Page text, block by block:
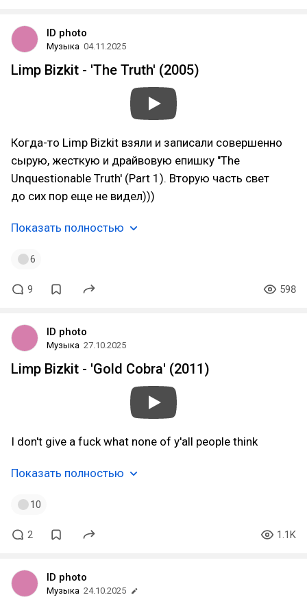
ID photo
Музыка 04.11.2025
Limp Bizkit - 'The Truth' (2005)
Когда-то Limp Bizkit взяли и записали совершенно
сырую, жесткую и драйвовую епишку "The
Unquestionable Truth' (Part 1). Вторую часть свет
до сих пор еще не видел)))
Показать полностью
6
9 598
ID photo
Музыка 27.10.2025
Limp Bizkit - 'Gold Cobra' (2011)
I don't give a fuck what none of y'all people think
Показать полностью
10
2 1.1K
ID photo
Музыка 24.10.2025